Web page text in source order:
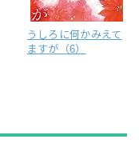
うしろに何かみえて
ますが（6）